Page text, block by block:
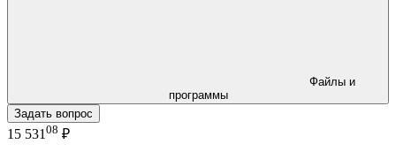
программы
Задать вопрос
15 531 08 ₽